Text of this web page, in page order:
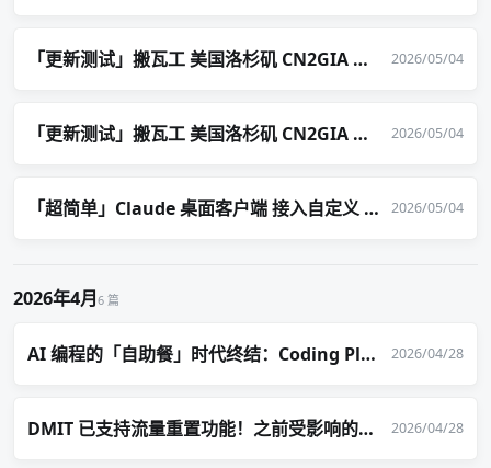
「更新测试」搬瓦工 美国洛杉矶 CN2GIA 优化线路 - USCA_6 机房 2026/05/04
「更新测试」搬瓦工 美国洛杉矶 CN2GIA 优化线路 - USCA_9 机房 2026/05/04
「超简单」Claude 桌面客户端 接入自定义 API + 小坑记录 2026/05/04
2026年4月6 篇
AI 编程的「自助餐」时代终结：Coding Plan 退场、Token Plan 成主流 2026/04/28
DMIT 已支持流量重置功能！之前受影响的服务赠送1次 2026/04/28